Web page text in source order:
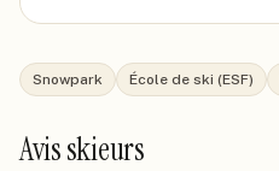
Snowpark École de ski (ESF)
Avis skieurs